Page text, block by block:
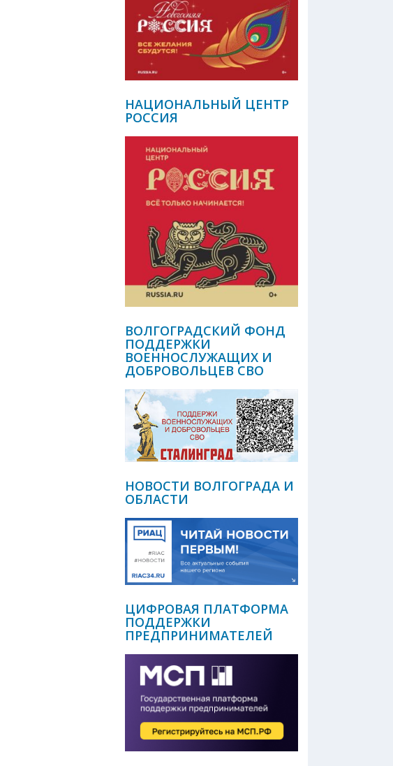
НАЦИОНАЛЬНЫЙ ЦЕНТР
РОССИЯ
ВОЛГОГРАДСКИЙ ФОНД
ПОДДЕРЖКИ
ВОЕННОСЛУЖАЩИХ И
ДОБРОВОЛЬЦЕВ СВО
НОВОСТИ ВОЛГОГРАДА И
ОБЛАСТИ
ЦИФРОВАЯ ПЛАТФОРМА
ПОДДЕРЖКИ
ПРЕДПРИНИМАТЕЛЕЙ